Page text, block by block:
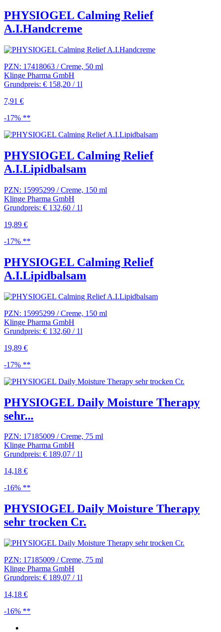
PHYSIOGEL Calming Relief
A.I.Handcreme
PZN: 17418063 / Creme, 50 ml
Klinge Pharma GmbH
Grundpreis: € 158,20 / 1l
7,91 €
-17% **
PHYSIOGEL Calming Relief
A.I.Lipidbalsam
PZN: 15995299 / Creme, 150 ml
Klinge Pharma GmbH
Grundpreis: € 132,60 / 1l
19,89 €
-17% **
PHYSIOGEL Calming Relief
A.I.Lipidbalsam
PZN: 15995299 / Creme, 150 ml
Klinge Pharma GmbH
Grundpreis: € 132,60 / 1l
19,89 €
-17% **
PHYSIOGEL Daily Moisture Therapy
sehr...
PZN: 17185009 / Creme, 75 ml
Klinge Pharma GmbH
Grundpreis: € 189,07 / 1l
14,18 €
-16% **
PHYSIOGEL Daily Moisture Therapy
sehr trocken Cr.
PZN: 17185009 / Creme, 75 ml
Klinge Pharma GmbH
Grundpreis: € 189,07 / 1l
14,18 €
-16% **